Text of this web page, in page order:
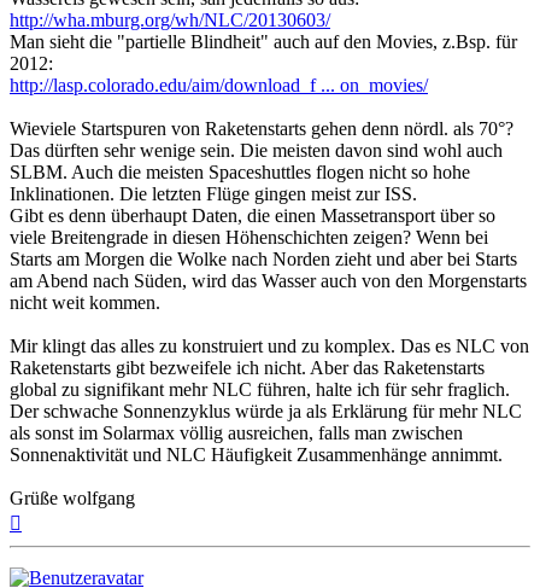
http://wha.mburg.org/wh/NLC/20130603/
Man sieht die "partielle Blindheit" auch auf den Movies, z.Bsp. für
2012:
http://lasp.colorado.edu/aim/download_f ... on_movies/
Wieviele Startspuren von Raketenstarts gehen denn nördl. als 70°?
Das dürften sehr wenige sein. Die meisten davon sind wohl auch
SLBM. Auch die meisten Spaceshuttles flogen nicht so hohe
Inklinationen. Die letzten Flüge gingen meist zur ISS.
Gibt es denn überhaupt Daten, die einen Massetransport über so
viele Breitengrade in diesen Höhenschichten zeigen? Wenn bei
Starts am Morgen die Wolke nach Norden zieht und aber bei Starts
am Abend nach Süden, wird das Wasser auch von den Morgenstarts
nicht weit kommen.
Mir klingt das alles zu konstruiert und zu komplex. Das es NLC von
Raketenstarts gibt bezweifele ich nicht. Aber das Raketenstarts
global zu signifikant mehr NLC führen, halte ich für sehr fraglich.
Der schwache Sonnenzyklus würde ja als Erklärung für mehr NLC
als sonst im Solarmax völlig ausreichen, falls man zwischen
Sonnenaktivität und NLC Häufigkeit Zusammenhänge annimmt.
Grüße wolfgang
oben